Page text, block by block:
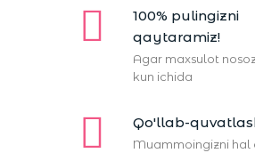
100% pulingizni
qaytaramiz!
Agar maxsulot
kun ichida
Qo'llab-
Muammoingizni hal